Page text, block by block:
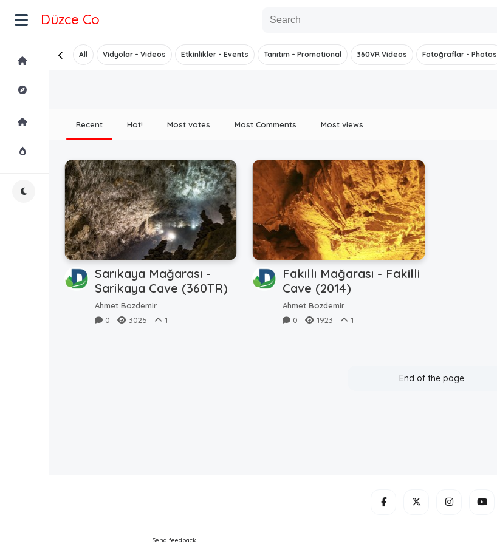
Düzce Co
Home
Home
Night Mode
All Vidyolar - Videos Etkinlikler - Events Tanıtım - Promotional 360VR Videos Fotoğraflar - Photos
Recent Hot! Most votes Most Comments Most views
Sarıkaya Mağarası -
Sarikaya Cave (360TR)
Ahmet Bozdemir
0
3025 1
Fakıllı Mağarası - Fakilli
Cave (2014)
Ahmet Bozdemir
0
1923 1
End of the page.
Send feedback